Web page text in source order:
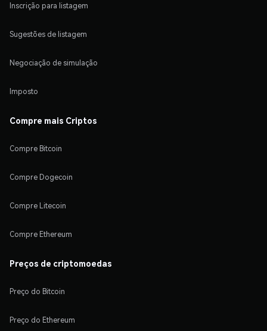
Inscrição para listagem
Sugestões de listagem
Negociação de simulação
Imposto
Compre mais Criptos
Compre Bitcoin
Compre Dogecoin
Compre Litecoin
Compre Ethereum
Preços de criptomoedas
Preço do Bitcoin
Preço do Ethereum